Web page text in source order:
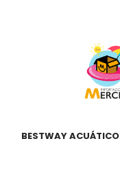
BESTWAY ACUÁTICO